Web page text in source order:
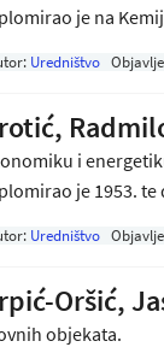
je na
Uredništvo
i
je 1953.
Uredništvo
Oršić,
objekata.